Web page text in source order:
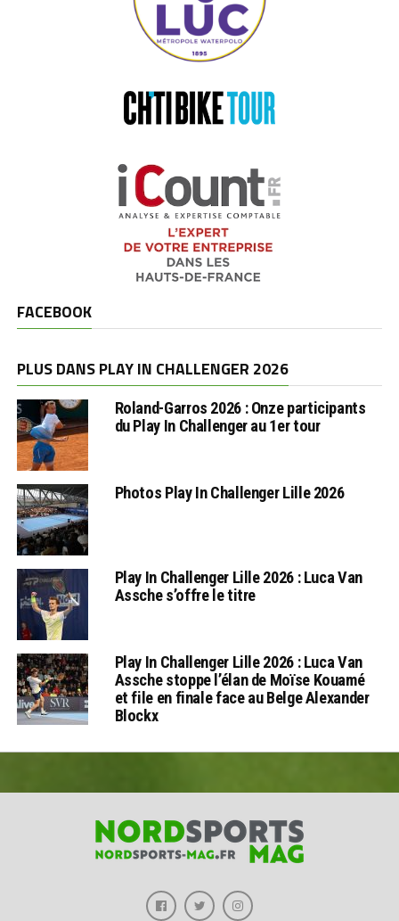
FACEBOOK
PLUS DANS PLAY IN CHALLENGER 2026
Roland-Garros 2026 : Onze participants
du Play In Challenger au 1er tour
Photos Play In Challenger Lille 2026
Play In Challenger Lille 2026 : Luca Van
Assche s’offre le titre
Play In Challenger Lille 2026 : Luca Van
Assche stoppe l’élan de Moïse Kouamé
et file en finale face au Belge Alexander
Blockx